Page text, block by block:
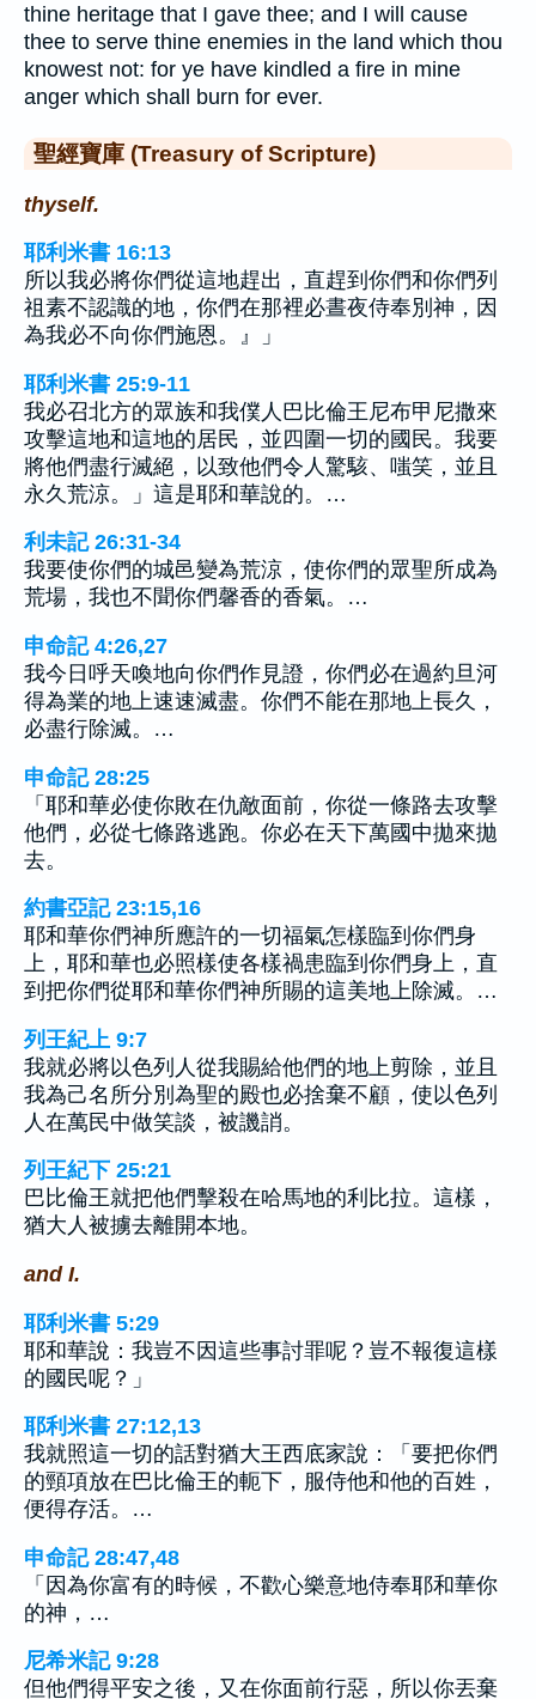
thine heritage that I gave thee; and I will cause
thee to serve thine enemies in the land which thou
knowest not: for ye have kindled a fire in mine
anger which shall burn for ever.
聖經寶庫 (Treasury of Scripture)
thyself.
耶利米書 16:13
所以我必將你們從這地趕出，直趕到你們和你們列
祖素不認識的地，你們在那裡必晝夜侍奉別神，因
為我必不向你們施恩。』」
耶利米書 25:9-11
我必召北方的眾族和我僕人巴比倫王尼布甲尼撒來
攻擊這地和這地的居民，並四圍一切的國民。我要
將他們盡行滅絕，以致他們令人驚駭、嗤笑，並且
永久荒涼。」這是耶和華說的。…
利未記 26:31-34
我要使你們的城邑變為荒涼，使你們的眾聖所成為
荒場，我也不聞你們馨香的香氣。…
申命記 4:26,27
我今日呼天喚地向你們作見證，你們必在過約旦河
得為業的地上速速滅盡。你們不能在那地上長久，
必盡行除滅。…
申命記 28:25
「耶和華必使你敗在仇敵面前，你從一條路去攻擊
他們，必從七條路逃跑。你必在天下萬國中拋來拋
去。
約書亞記 23:15,16
耶和華你們神所應許的一切福氣怎樣臨到你們身
上，耶和華也必照樣使各樣禍患臨到你們身上，直
到把你們從耶和華你們神所賜的這美地上除滅。…
列王紀上 9:7
我就必將以色列人從我賜給他們的地上剪除，並且
我為己名所分別為聖的殿也必捨棄不顧，使以色列
人在萬民中做笑談，被譏誚。
列王紀下 25:21
巴比倫王就把他們擊殺在哈馬地的利比拉。這樣，
猶大人被擄去離開本地。
and I.
耶利米書 5:29
耶和華說：我豈不因這些事討罪呢？豈不報復這樣
的國民呢？」
耶利米書 27:12,13
我就照這一切的話對猶大王西底家說：「要把你們
的頸項放在巴比倫王的軛下，服侍他和他的百姓，
便得存活。…
申命記 28:47,48
「因為你富有的時候，不歡心樂意地侍奉耶和華你
的神，…
尼希米記 9:28
但他們得平安之後，又在你面前行惡，所以你丟棄